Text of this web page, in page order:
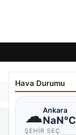
Hava Durumu
☁Ankara
NaN°C
ŞEHIR SEÇ